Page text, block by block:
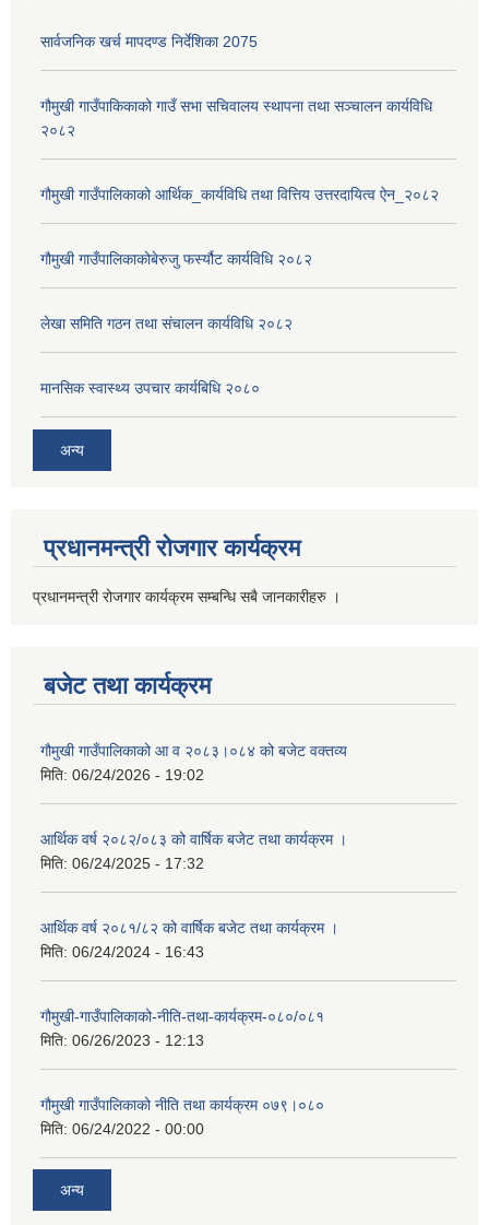
सार्वजनिक खर्च मापदण्ड निर्देशिका 2075
गौमुखी गाउँपाकिकाको गाउँ सभा सचिवालय स्थापना तथा सञ्चालन कार्यविधि
२०८२
गौमुखी गाउँपालिकाको आर्थिक_कार्यविधि तथा वित्तिय उत्तरदायित्व ऐन_२०८२
गौमुखी गाउँपालिकाकोबेरुजु फर्स्यौट कार्यविधि २०८२
लेखा समिति गठन तथा संचालन कार्यविधि २०८२
मानसिक स्वास्थ्य उपचार कार्यबिधि २०८०
अन्य
प्रधानमन्त्री रोजगार कार्यक्रम
प्रधानमन्त्री रोजगार कार्यक्रम सम्बन्धि सबै जानकारीहरु ।
बजेट तथा कार्यक्रम
गौमुखी गाउँपालिकाको आ व २०८३।०८४ को बजेट वक्तव्य
मिति: 06/24/2026 - 19:02
आर्थिक वर्ष २०८२/०८३ को वार्षिक बजेट तथा कार्यक्रम ।
मिति: 06/24/2025 - 17:32
आर्थिक वर्ष २०८१/८२ को वार्षिक बजेट तथा कार्यक्रम ।
मिति: 06/24/2024 - 16:43
गौमुखी-गाउँपालिकाको-नीति-तथा-कार्यक्रम-०८०/०८१
मिति: 06/26/2023 - 12:13
गौमुखी गाउँपालिकाको नीति तथा कार्यक्रम ०७९।०८०
मिति: 06/24/2022 - 00:00
अन्य